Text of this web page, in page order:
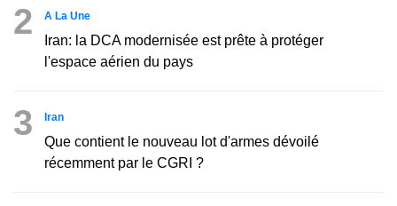
2 A La Une
Iran: la DCA modernisée est prête à protéger
l'espace aérien du pays
3 Iran
Que contient le nouveau lot d'armes dévoilé
récemment par le CGRI ?